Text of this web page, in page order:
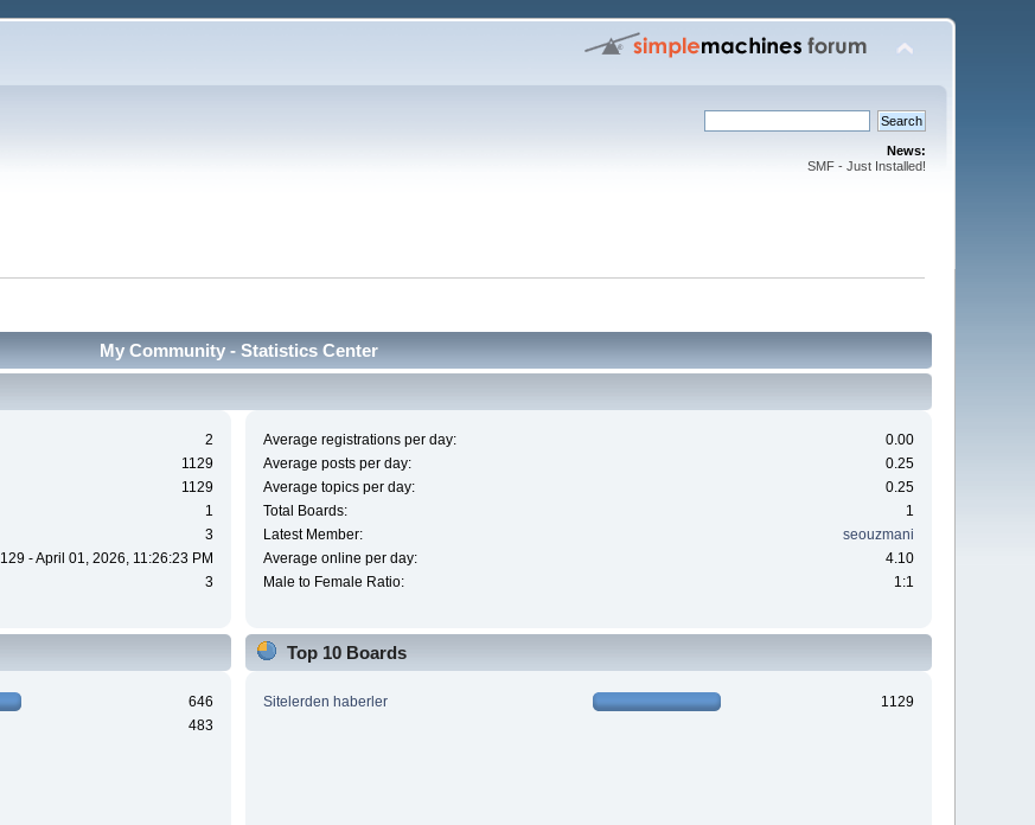
News:
SMF - Just Installed!
My Community - Statistics Center
2
1129
1129
1
3
129 - April 01, 2026, 11:26:23 PM
3
Average registrations per day:
0.00
Average posts per day:
0.25
Average topics per day:
0.25
Total Boards:
1
Latest Member:
seouzmani
Average online per day:
4.10
Male to Female Ratio:
1:1
646
483
Top 10 Boards
Sitelerden haberler 1129